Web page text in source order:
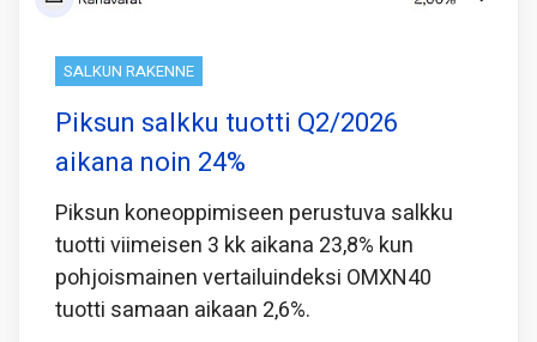
SALKUN RAKENNE
Piksun salkku tuotti Q2/2026
aikana noin 24%
Piksun koneoppimiseen perustuva salkku
tuotti viimeisen 3 kk aikana 23,8% kun
pohjoismainen vertailuindeksi OMXN40
tuotti samaan aikaan 2,6%.